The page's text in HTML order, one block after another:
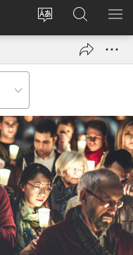
ဝ
ဘာသာစကား
ကို
ပြောင်း
ပါ
Log
in
အသစ်
ဖွ
င့်
နေ
ပါ
တယ်)
JW.ORG
ရှာ